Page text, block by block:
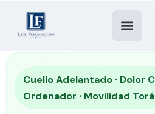
Cuello Adelantado · Dolor
Ordenador · Movilidad